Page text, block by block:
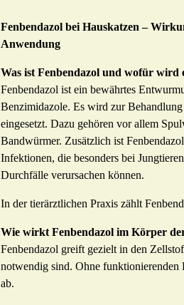
Fenbendazol bei Hauskatzen –
Anwendung
Was ist Fenbendazol und wofür wird
Fenbendazol ist ein bewährtes
Benzimidazole. Es wird zur
eingesetzt. Dazu gehören vor allem
Bandwürmer. Zusätzlich ist
Infektionen, die besonders bei
Durchfälle verursachen können.
In der tierärztlichen Praxis zählt
Wie wirkt Fenbendazol im Körper
Fenbendazol greift gezielt in den
notwendig sind. Ohne funktionierenden
ab.